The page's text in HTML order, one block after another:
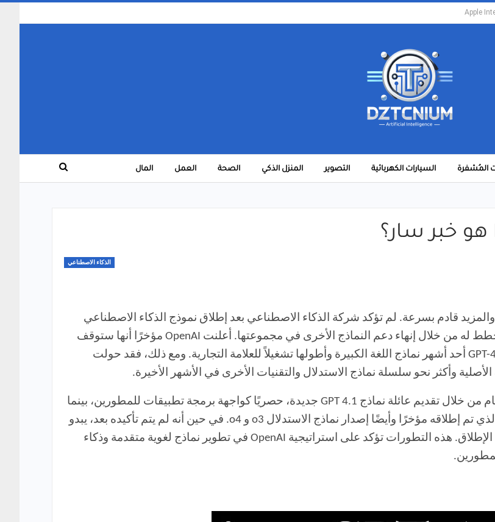
Apple
المُشفرة السيارات الكهربائية التصوير المنزل الذكي الصحة العمل المال
الذكاء الاصطناعي
والمزيد قادم بسرعة. لم تؤكد شركة الذكاء الاصطناعي بعد إطلاق نموذج الذكاء الاصطناعي
له من خلال إنهاء دعم النماذج الأخرى في مجموعتها. أعلنت OpenAI مؤخرًا أنها ستوقف
GPT- أحد أشهر نماذج اللغة الكبيرة وأطولها تشغيلاً للعلامة التجارية. ومع ذلك، فقد حولت
وأكثر نحو سلسلة نماذج الاستدلال والتقنيات الأخرى في الأشهر الأخيرة.
من خلال تقديم عائلة نماذج GPT 4.1 جديدة، حصريًا كواجهة برمجة تطبيقات للمطورين، بينما
تم إطلاقه مؤخرًا وأيضًا إصدار نماذج الاستدلال o3 و o4. في حين أنه لم يتم تأكيده بعد، يبدو
هذه التطورات تؤكد على استراتيجية OpenAI في تطوير نماذج لغوية متقدمة وذكاء